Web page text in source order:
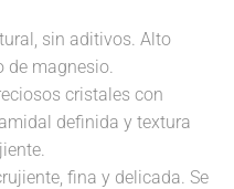
sin aditivos. Alto
de magnesio.
cristales con
definida y textura
fina y delicada. Se